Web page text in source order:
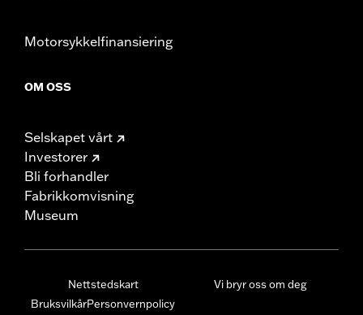
Motorsykkelfinansiering
OM OSS
Selskapet vårt
Investorer
Bli forhandler
Fabrikkomvisning
Museum
Nettstedskart
BruksvilkårPersonvernpolicy
Vi bryr oss om deg